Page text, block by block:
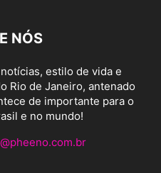
NÓS
estilo de vida e
Rio de Janeiro, antenado
de importante para o
e no mundo!